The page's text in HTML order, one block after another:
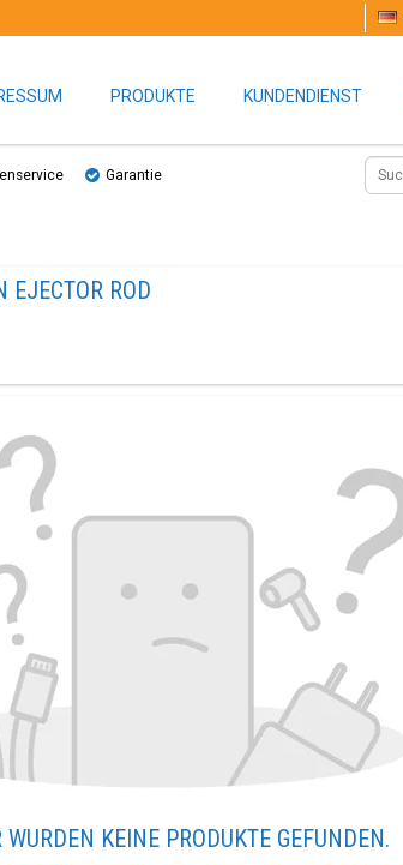
PRODUKTE KUNDENDIENST
Garantie
EJECTOR ROD
WURDEN KEINE PRODUKTE GEFUNDEN.